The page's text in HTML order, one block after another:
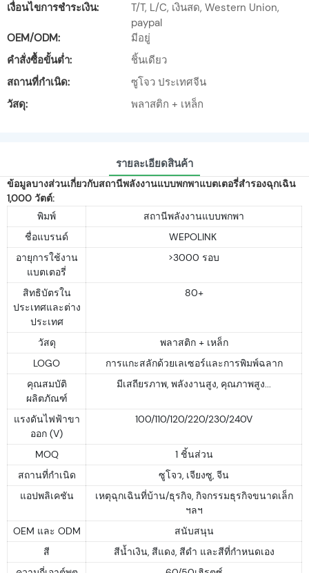
เงื่อนไขการชำระเงิน:
T/T, L/C, เงินสด, Western Union,
paypal
OEM/ODM:
มีอยู่
คำสั่งซื้อขั้นต่ำ:
ชิ้นเดียว
สถานที่กำเนิด:
ซูโจว ประเทศจีน
วัสดุ:
พลาสติก + เหล็ก
รายละเอียดสินค้า
ข้อมูลบางส่วนเกี่ยวกับสถานีพลังงานแบบพกพาแบตเตอรี่สำรองฉุกเฉิน
1,000 วัตต์:
พิมพ์
สถานีพลังงานแบบพกพา
ชื่อแบรนด์
WEPOLINK
อายุการใช้งาน
แบตเตอรี่
>3000 รอบ
สิทธิบัตรใน
ประเทศและต่าง
ประเทศ
80+
วัสดุ
พลาสติก + เหล็ก
LOGO
การแกะสลักด้วยเลเซอร์และการพิมพ์ฉลาก
คุณสมบัติ
ผลิตภัณฑ์
มีเสถียรภาพ, พลังงานสูง, คุณภาพสูง...
แรงดันไฟฟ้าขา
ออก (V)
100/110/120/220/230/240V
MOQ
1 ชิ้นส่วน
สถานที่กำเนิด
ซูโจว, เจียงซู, จีน
แอปพลิเคชัน
เหตุฉุกเฉินที่บ้าน/ธุรกิจ, กิจกรรมธุรกิจขนาดเล็ก
ฯลฯ
OEM และ ODM
สนับสนุน
สี
สีน้ำเงิน, สีแดง, สีดำ และสีที่กำหนดเอง